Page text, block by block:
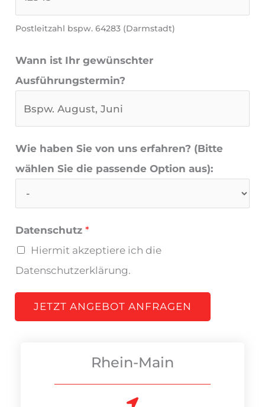
Postleitzahl bspw. 64283 (Darmstadt)
Wann ist Ihr gewünschter
Ausführungstermin?
Wie haben Sie von uns erfahren? (Bitte
wählen Sie die passende Option aus):
Datenschutz *
Hiermit akzeptiere ich die
Datenschutzerklärung.
JETZT ANGEBOT ANFRAGEN
Rhein-Main